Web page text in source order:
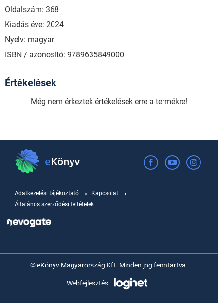
Oldalszám: 368
Kiadás éve: 2024
Nyelv: magyar
ISBN / azonosító: 9789635849000
Értékelések
Még nem érkeztek értékelések erre a termékre!
Adatkezelési tájékoztató
Kapcsolat
Általános szerződési feltételek
© eKönyv Magyarország Kft. Minden jog fenntartva.
Webfejlesztés: